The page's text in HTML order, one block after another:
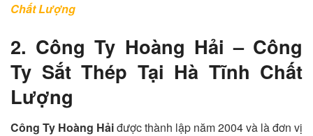
Chất Lượng
2. Công Ty Hoàng Hải – Công
Ty Sắt Thép Tại Hà Tĩnh Chất
Lượng
Công Ty Hoàng Hảiđược thành lập năm 2004 và là đơn vị